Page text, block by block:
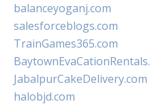
balanceyoganj.com
salesforceblogs.com
TrainGames365.com
JabalpurCakeDelivery.com
halobjd.com